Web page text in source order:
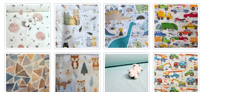
Bronz pitypangCicák Dinók Járművek
Kagylók Mackó és barátaiMenta zöld pöttyösMunkagépek